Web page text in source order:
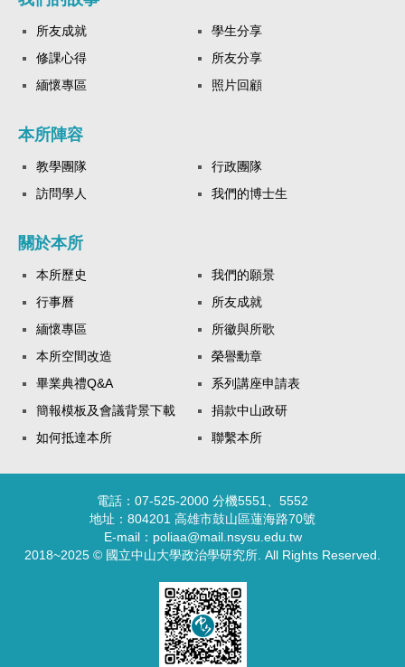
所友成就
學生分享
修課心得
所友分享
緬懷專區
照片回顧
本所陣容
教學團隊
行政團隊
訪問學人
我們的博士生
關於本所
本所歷史
我們的願景
行事曆
所友成就
緬懷專區
所徽與所歌
本所空間改造
榮譽勳章
畢業典禮Q&A
系列講座申請表
簡報模板及會議背景下載
捐款中山政研
如何抵達本所
聯繫本所
電話：07-525-2000 分機5551、5552
地址：804201 高雄市鼓山區蓮海路70號
E-mail：poliaa@mail.nsysu.edu.tw
2018~2025 © 國立中山大學政治學研究所. All Rights Reserved.